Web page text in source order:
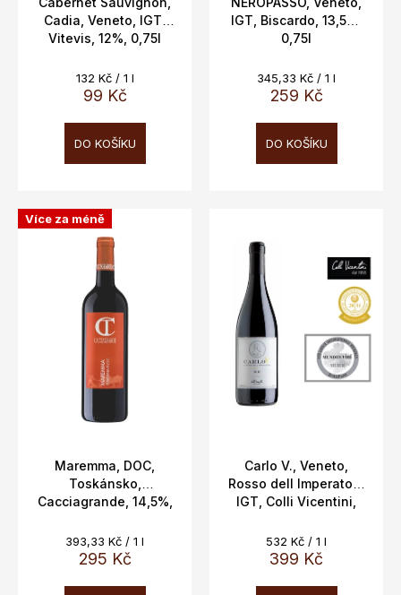
Cadia, Veneto, IGT,
Vitevis, 12%, 0,75l
99 Kč
Měrná
cena:
132 Kč / 1 l
DO KOŠÍKU
IGT, Biscardo, 13,5%,
0,75l
259 Kč
Měrná
cena:
345,33 Kč / 1 l
DO KOŠÍKU
Více za méně
Maremma, DOC,
Toskánsko,
Cacciagrande, 14,5%,
295 Kč
Měrná
cena:
393,33 Kč / 1 l
Carlo V., Veneto,
Rosso dell Imperatore
IGT, Colli Vicentini,
14,5%,0,75l
399 Kč
Měrná
cena:
532 Kč / 1 l